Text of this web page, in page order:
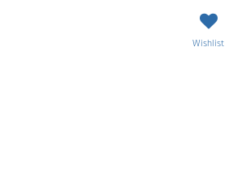
Wishlist